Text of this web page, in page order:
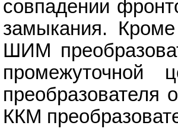
совпадении
замыкания.
ШИМ
промежуточной
преобразователя
ККМ